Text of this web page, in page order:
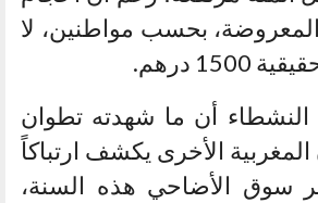
بحسب مواطنين، لا
درهم.
النشطاء أن ما شهدته تطوان
الأخرى يكشف ارتباكاً
سوق الأضاحي هذه السنة،